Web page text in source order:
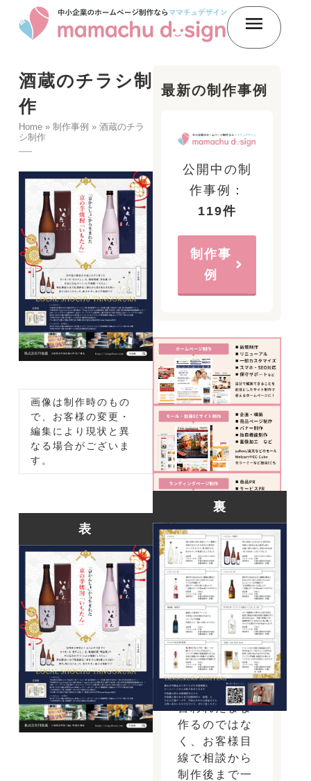
最新の制作事例
公開中の制
作事例：
119件
制作事
例
プロフィール
言われたまま
作るのではな
く、お客様目
線で相談から
制作後まで一
酒蔵のチラシ制
作
Home» 制作事例 » 酒蔵のチラ
シ制作
画像は制作時のもの
で、お客様の変更・
編集により現状と異
なる場合がございま
す。
表
裏